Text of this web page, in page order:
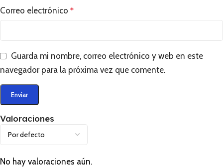
Valoraciones
No hay valoraciones aún.
Correo electrónico *
Guarda mi nombre, correo electrónico y web en este
navegador para la próxima vez que comente.